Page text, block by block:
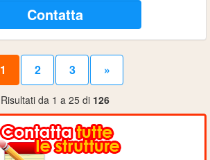
Contatta
1 2 3 »
Risultati da 1 a 25 di 126